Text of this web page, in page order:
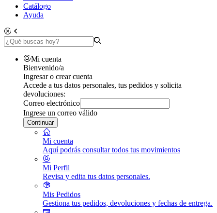
Catálogo
Ayuda
Mi cuenta
Bienvenido/a
Ingresar o crear cuenta
Accede a tus datos personales, tus pedidos y solicita
devoluciones:
Correo electrónico
Ingrese un correo válido
Continuar
Mi cuenta
Aquí podrás consultar todos tus movimientos
Mi Perfil
Revisa y edita tus datos personales.
Mis Pedidos
Gestiona tus pedidos, devoluciones y fechas de entrega.